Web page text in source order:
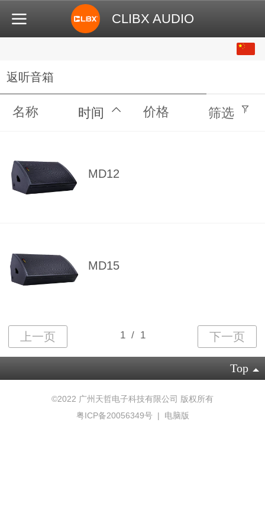
CLIBX AUDIO
返听音箱
名称 时间 价格 筛选
MD12
MD15
Top
©2022 广州天哲电子科技有限公司 版权所有
粤ICP备20056349号 | 电脑版